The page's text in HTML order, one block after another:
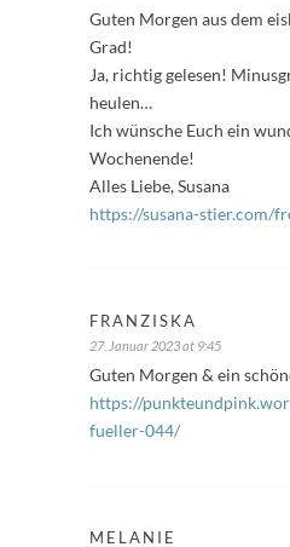
Guten Morgen aus dem
Grad!
Ja, richtig gelesen!
heulen…
Ich wünsche Euch ein
Wochenende!
Alles Liebe, Susana
https://susana-stier.com/
FRANZISKA
27. Januar 2023 at 9:45
Guten Morgen & ein
https://
fueller-044/
MELANIE